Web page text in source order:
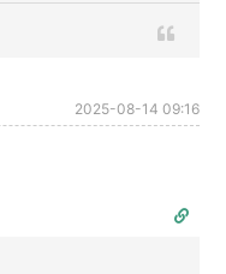
2025-08-14 09:16